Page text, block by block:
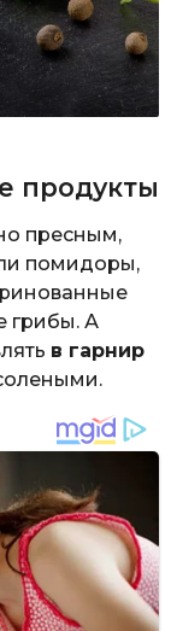
продукты
пресным,
помидоры,
грибы. А
в гарнир